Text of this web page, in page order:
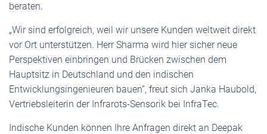
beraten.
„Wir sind erfolgreich, weil wir unsere Kunden weltweit direkt
vor Ort unterstützen. Herr Sharma wird hier sicher neue
Perspektiven einbringen und Brücken zwischen dem
Hauptsitz in Deutschland und den indischen
Entwicklungsingenieuren bauen“, freut sich Janka Haubold,
Vertriebsleiterin der Infrarots-Sensorik bei InfraTec.
Indische Kunden können Ihre Anfragen direkt an Deepak